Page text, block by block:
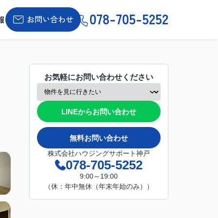
お問い合わせ 078-705-5252
お気軽にお問い合わせください
LINEからお問い合わせ
無料お問い合わせ
株式会社ハウジングサポート神戸
078-705-5252
9:00～19:00
（休：年中無休（年末年始のみ））